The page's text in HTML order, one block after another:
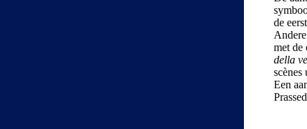
de
met de
della
scènes
Een